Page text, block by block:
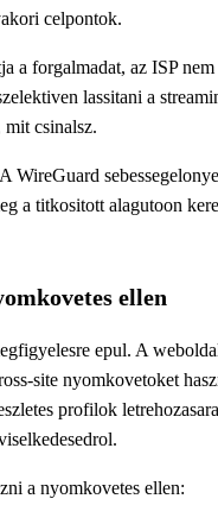
celpontok.
a forgalmadat, az ISP
lassitani a
csinalsz.
A WireGuard
a titkositott alagutoon
ellen
epul. A
site nyomkovetoket
profilok
a nyomkovetes ellen: